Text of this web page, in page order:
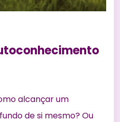
alcançar um
de si mesmo? Ou